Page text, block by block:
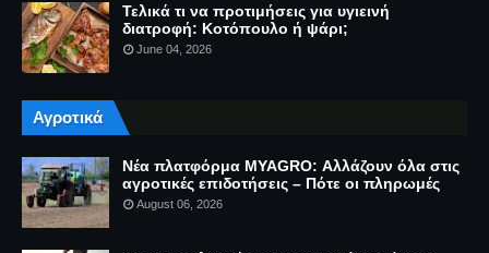
Τελικά τι να προτιμήσεις για υγιεινή
διατροφή: Κοτόπουλο ή ψάρι;
June 04, 2026
Αγροτικά
Νέα πλατφόρμα MYAGRO: Αλλάζουν όλα στις
αγροτικές επιδοτήσεις – Πότε οι πληρωμές
August 06, 2026